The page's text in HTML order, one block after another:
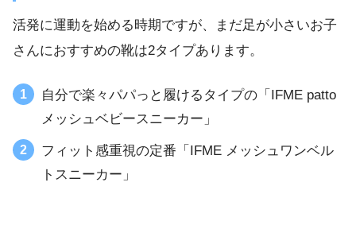
活発に運動を始める時期ですが、まだ足が小さいお子
さんにおすすめの靴は2タイプあります。
自分で楽々パパっと履けるタイプの「IFME patto
メッシュベビースニーカー」
フィット感重視の定番「IFME メッシュワンベル
トスニーカー」